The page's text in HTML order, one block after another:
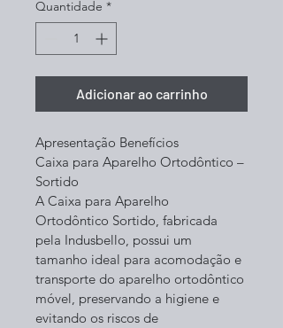
Quantidade *
Adicionar ao carrinho
Apresentação Benefícios
Caixa para Aparelho Ortodôntico –
Sortido
A Caixa para Aparelho
Ortodôntico Sortido, fabricada
pela Indusbello, possui um
tamanho ideal para acomodação e
transporte do aparelho ortodôntico
móvel, preservando a higiene e
evitando os riscos de